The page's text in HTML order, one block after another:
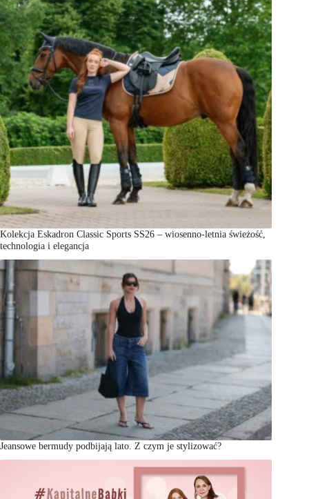
Kolekcja Eskadron Classic Sports SS26 – wiosenno-letnia świeżość,
technologia i elegancja
Jeansowe bermudy podbijają lato. Z czym je stylizować?